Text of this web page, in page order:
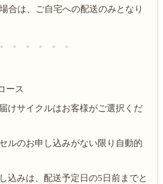
合は、ご自宅への配送のみとなり
＊ ＊ ＊ ＊ ＊
ース
けサイクルはお客様がご選択くだ
ルのお申し込みがない限り自動的
込みは、配送予定日の5日前までと